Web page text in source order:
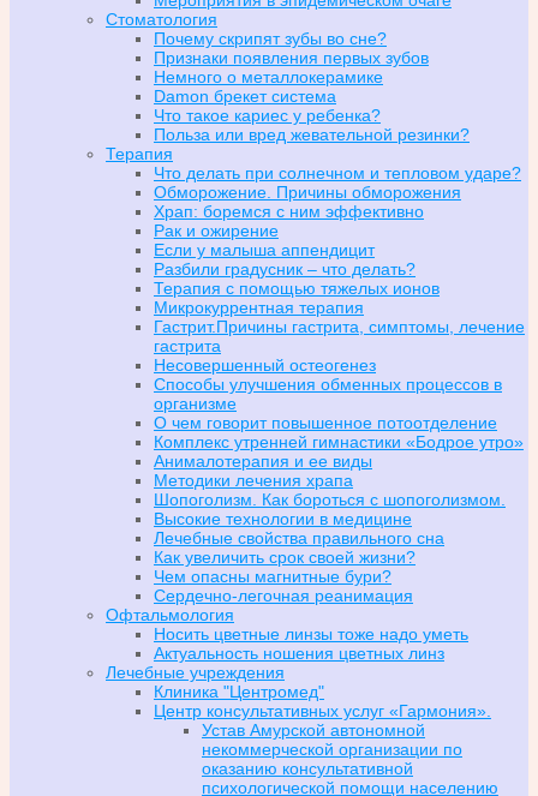
Стоматология
Почему скрипят зубы во сне?
Признаки появления первых зубов
Немного о металлокерамике
Damon брекет система
Что такое кариес у ребенка?
Польза или вред жевательной резинки?
Терапия
Что делать при солнечном и тепловом ударе?
Обморожение. Причины обморожения
Храп: боремся с ним эффективно
Рак и ожирение
Если у малыша аппендицит
Разбили градусник – что делать?
Терапия с помощью тяжелых ионов
Микрокуррентная терапия
Гастрит.Причины гастрита, симптомы, лечение
гастрита
Несовершенный остеогенез
Способы улучшения обменных процессов в
организме
О чем говорит повышенное потоотделение
Комплекс утренней гимнастики «Бодрое утро»
Анималотерапия и ее виды
Методики лечения храпа
Шопоголизм. Как бороться с шопоголизмом.
Высокие технологии в медицине
Лечебные свойства правильного сна
Как увеличить срок своей жизни?
Чем опасны магнитные бури?
Сердечно-легочная реанимация
Офтальмология
Носить цветные линзы тоже надо уметь
Актуальность ношения цветных линз
Лечебные учреждения
Клиника "Центромед"
Центр консультативных услуг «Гармония».
Устав Амурской автономной
некоммерческой организации по
оказанию консультативной
психологической помощи населению